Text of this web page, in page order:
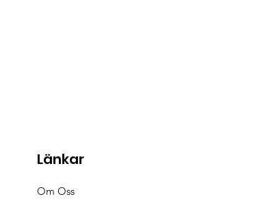
Länkar
Om Oss